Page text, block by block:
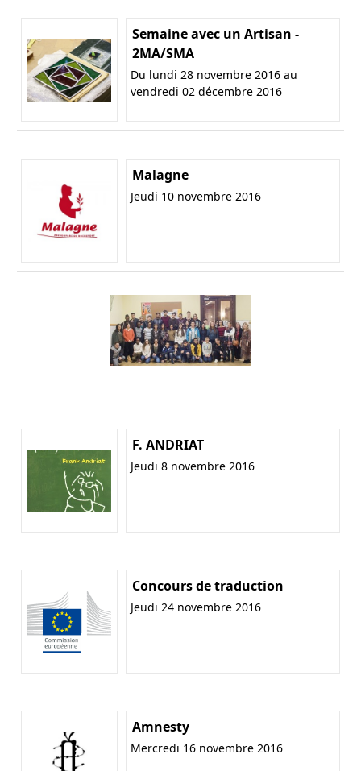
Semaine avec un Artisan -
2MA/SMA
Du lundi 28 novembre 2016 au
vendredi 02 décembre 2016
Malagne
Jeudi 10 novembre 2016
F. ANDRIAT
Jeudi 8 novembre 2016
Concours de traduction
Jeudi 24 novembre 2016
Amnesty
Mercredi 16 novembre 2016